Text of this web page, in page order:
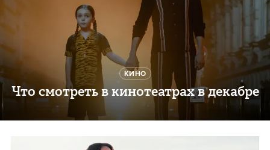
КИНО
Что смотреть в кинотеатрах в декабре